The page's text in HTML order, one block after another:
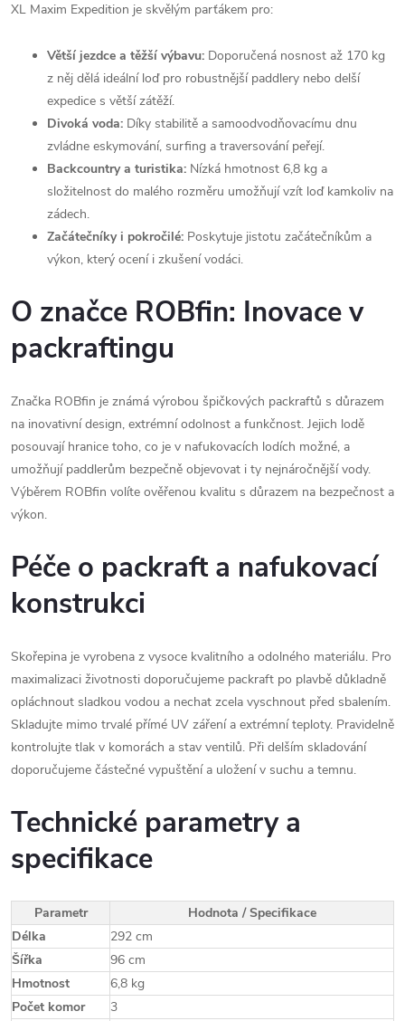
XL Maxim Expedition je skvělým parťákem pro:
Větší jezdce a těžší výbavu: Doporučená nosnost až 170 kg
z něj dělá ideální loď pro robustnější paddlery nebo delší
expedice s větší zátěží.
Divoká voda: Díky stabilitě a samoodvodňovacímu dnu
zvládne eskymování, surfing a traversování peřejí.
Backcountry a turistika: Nízká hmotnost 6,8 kg a
složitelnost do malého rozměru umožňují vzít loď kamkoliv na
zádech.
Začátečníky i pokročilé: Poskytuje jistotu začátečníkům a
výkon, který ocení i zkušení vodáci.
O značce ROBfin: Inovace v
packraftingu
Značka ROBfin je známá výrobou špičkových packraftů s důrazem
na inovativní design, extrémní odolnost a funkčnost. Jejich lodě
posouvají hranice toho, co je v nafukovacích lodích možné, a
umožňují paddlerům bezpečně objevovat i ty nejnáročnější vody.
Výběrem ROBfin volíte ověřenou kvalitu s důrazem na bezpečnost a
výkon.
Péče o packraft a nafukovací
konstrukci
Skořepina je vyrobena z vysoce kvalitního a odolného materiálu. Pro
maximalizaci životnosti doporučujeme packraft po plavbě důkladně
opláchnout sladkou vodou a nechat zcela vyschnout před sbalením.
Skladujte mimo trvalé přímé UV záření a extrémní teploty. Pravidelně
kontrolujte tlak v komorách a stav ventilů. Při delším skladování
doporučujeme částečné vypuštění a uložení v suchu a temnu.
Technické parametry a
specifikace
Parametr
Hodnota / Specifikace
Délka
292 cm
Šířka
96 cm
Hmotnost
6,8 kg
Počet komor
3